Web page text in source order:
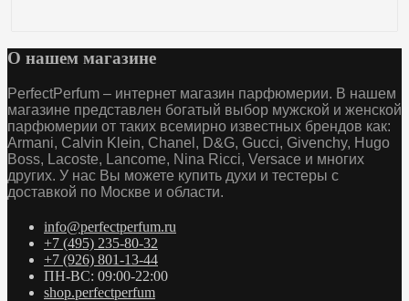
О нашем магазине
PerfectPerfum – интернет магазин парфюмерии. В нашем
магазине представлен богатый выбор мужской и женской
парфюмерии от таких всемирно известных брендов как:
Armani, Calvin Klein, Chanel, D&G, Gucci, Givenchy, Hugo
Boss, Lacoste, Lancome, Nina Ricci, Versace и многих
других. У нас Вы можете купить духи и тестеры с
доставкой по Москве и области.
info@perfectperfum.ru
+7 (495) 235-80-32
+7 (926) 801-13-44
ПН-ВС: 09:00-22:00
shop.perfectperfum